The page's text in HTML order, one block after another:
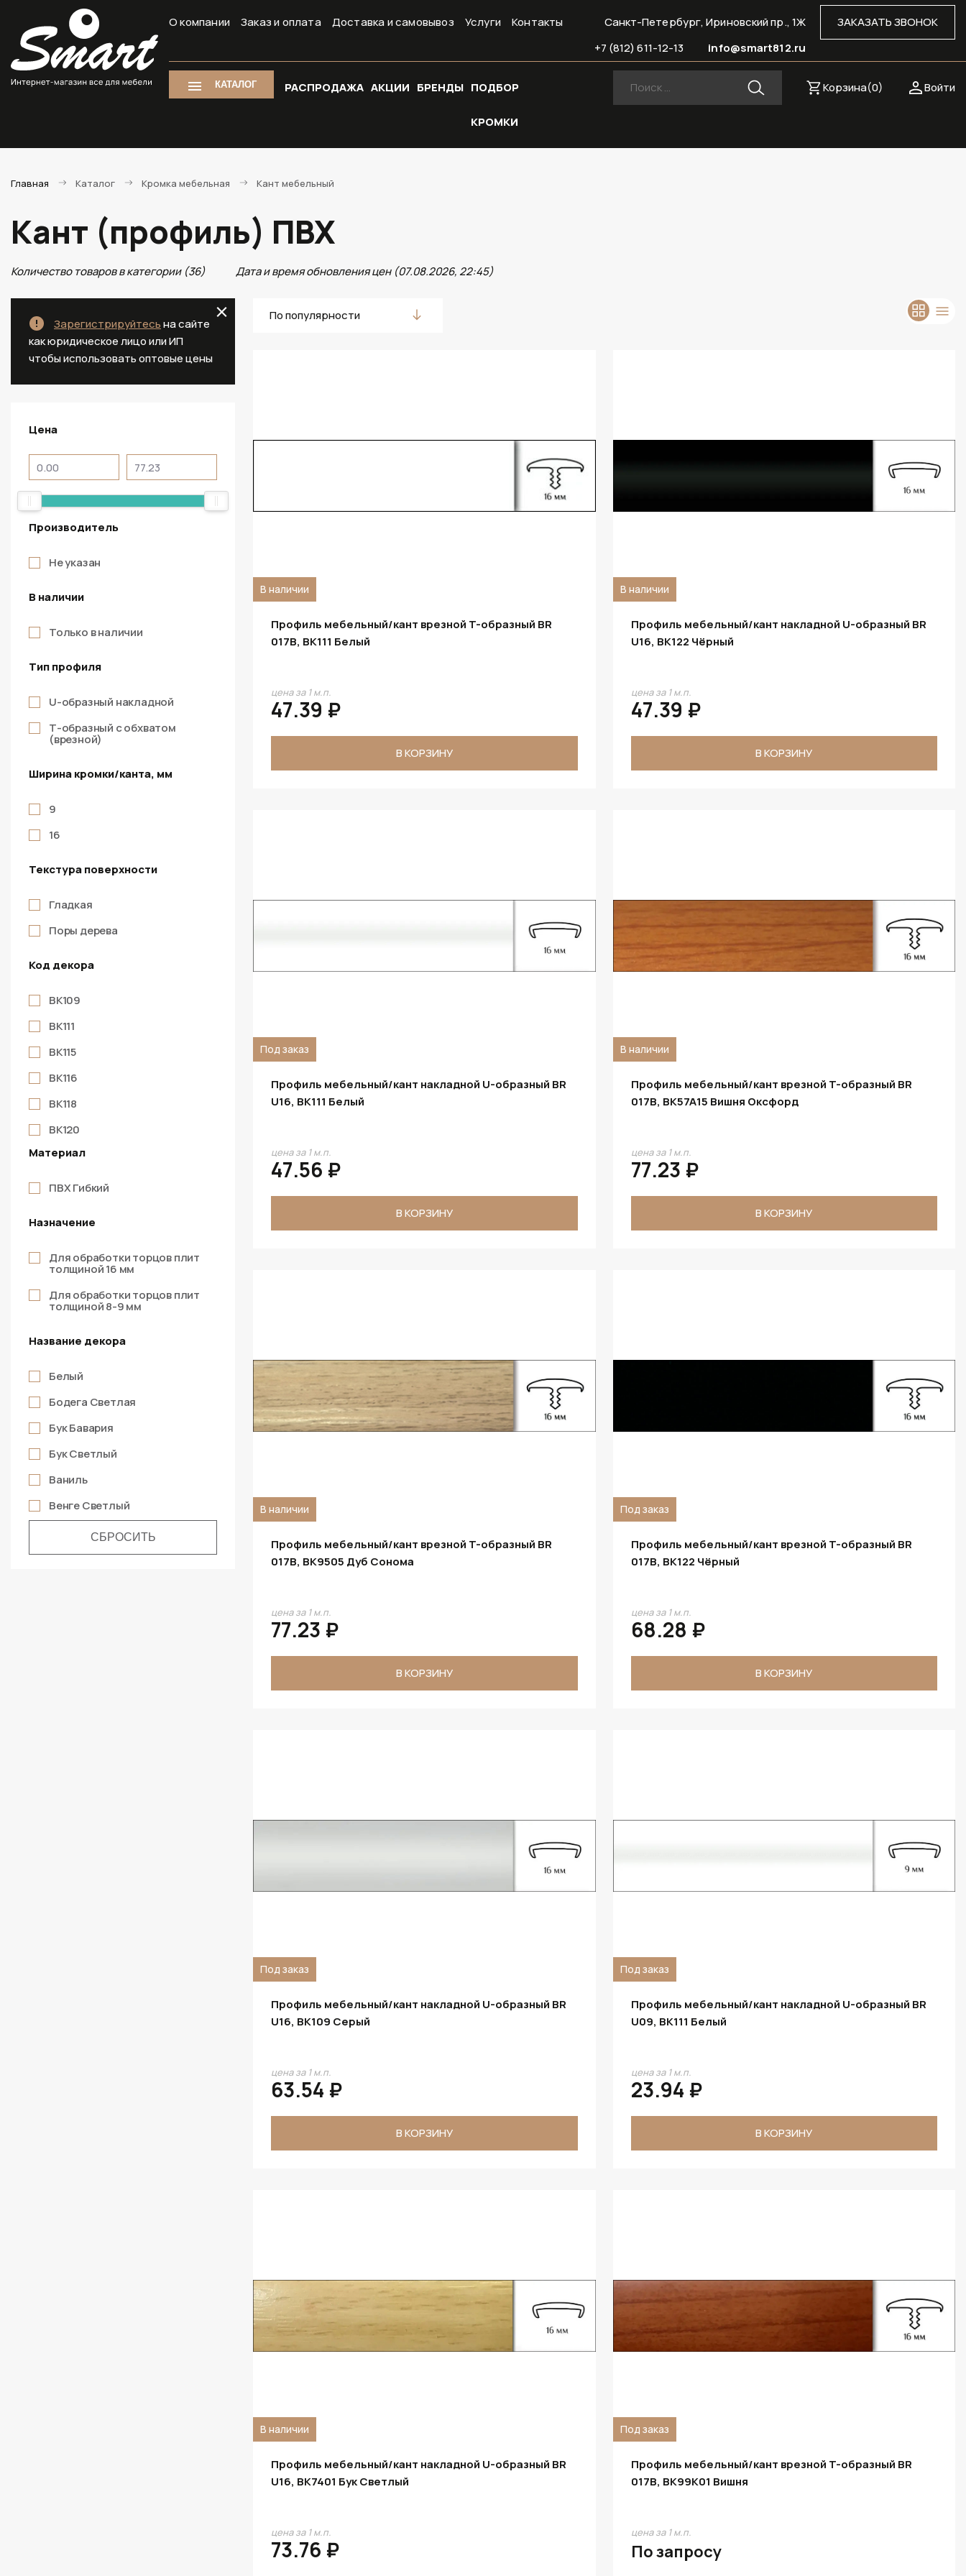
О компании Заказ и оплата Доставка и самовывоз Услуги Контакты ЗАКАЗАТЬ ЗВОНОК
Санкт-Петербург, Ириновский пр., 1Ж
info@smart812.ru
+7 (812) 611-12-13
КАТАЛОГ РАСПРОДАЖА АКЦИИ БРЕНДЫ ПОДБОР
КРОМКИ
Войти
Корзина(0)
Главная Каталог Кромка мебельная Кант мебельный
Кант (профиль) ПВХ
Количество товаров в категории (36) Дата и время обновления цен (07.08.2026, 22:45)
Зарегистрируйтесьна сайте
как юридическое лицо или ИП
чтобы использовать оптовые цены
Цена
Производитель
Не указан
В наличии
Только в наличии
Тип профиля
U-образный накладной
Т-образный с обхватом
(врезной)
Ширина кромки/канта, мм
9
16
Текстура поверхности
Гладкая
Поры дерева
Код декора
BK109
BK111
BK115
BK116
BK118
BK120
BK121
BK122
BK1313
BK220
BK3238
BK7501
BK90414
Материал
ПВХ Гибкий
Назначение
Для обработки торцов плит
толщиной 16 мм
Для обработки торцов плит
толщиной 8-9 мм
Название декора
Белый
Бодега Светлая
Бук Бавария
Бук Светлый
Ваниль
Венге Светлый
Венге Тёмный
Вишня
По популярности
В наличии
Профиль мебельный/кант врезной T-образный BR
017B, BK111 Белый
цена за 1 м.п.
47.39 ₽
В КОРЗИНУ
В наличии
Профиль мебельный/кант накладной U-образный BR
U16, BK122 Чёрный
цена за 1 м.п.
47.39 ₽
В КОРЗИНУ
Под заказ
Профиль мебельный/кант накладной U-образный BR
U16, BK111 Белый
цена за 1 м.п.
47.56 ₽
В КОРЗИНУ
В наличии
Профиль мебельный/кант врезной T-образный BR
017B, BK57A15 Вишня Оксфорд
цена за 1 м.п.
77.23 ₽
В КОРЗИНУ
В наличии
Профиль мебельный/кант врезной T-образный BR
017B, BK9505 Дуб Сонома
цена за 1 м.п.
77.23 ₽
В КОРЗИНУ
Под заказ
Профиль мебельный/кант врезной T-образный BR
017B, BK122 Чёрный
цена за 1 м.п.
68.28 ₽
В КОРЗИНУ
Под заказ
Профиль мебельный/кант накладной U-образный BR
U16, BK109 Серый
цена за 1 м.п.
63.54 ₽
В КОРЗИНУ
Под заказ
Профиль мебельный/кант накладной U-образный BR
U09, BK111 Белый
цена за 1 м.п.
23.94 ₽
В КОРЗИНУ
В наличии
Профиль мебельный/кант накладной U-образный BR
U16, BK7401 Бук Светлый
цена за 1 м.п.
73.76 ₽
Под заказ
Профиль мебельный/кант врезной T-образный BR
017B, BK99K01 Вишня
цена за 1 м.п.
По запросу